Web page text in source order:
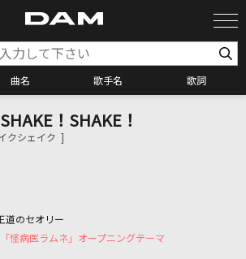
曲名 歌手名 歌詞
カラオケ検索
カラオケリクエスト
！SHAKE！
クシェイク ]
道のセオリー
怪病医ラムネ」オープニングテーマ